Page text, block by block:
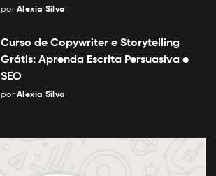
Posted
por Alexia Silva
Curso de Copywriter e Storytelling
Grátis: Aprenda Escrita Persuasiva e
SEO
Posted
por Alexia Silva